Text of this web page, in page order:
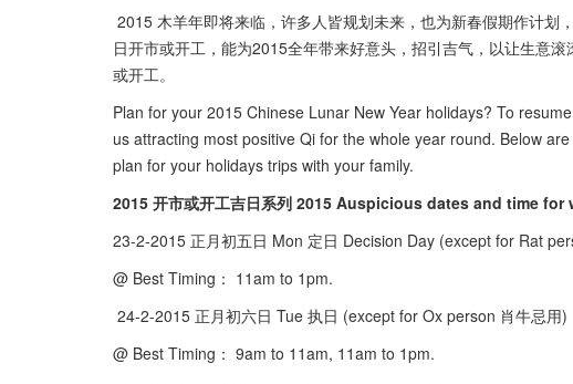
2015 木羊年即将来临，许多人皆规划未来，也为新春假期作计
日开市或开工，能为2015全年带来好意头，招引吉气，以让生意
或开工。
Plan for your 2015 Chinese Lunar New Year holidays? To
us attracting most positive Qi for the whole year round. Below
plan for your holidays trips with your family.
2015 开市或开工吉日系列 2015 Auspicious dates and time
23-2-2015 正月初五日 Mon 定日 Decision Day (except for Rat
@ Best Timing： 11am to 1pm.
24-2-2015 正月初六日 Tue 执日 (except for Ox person 肖牛忌用)
@ Best Timing： 9am to 11am, 11am to 1pm.